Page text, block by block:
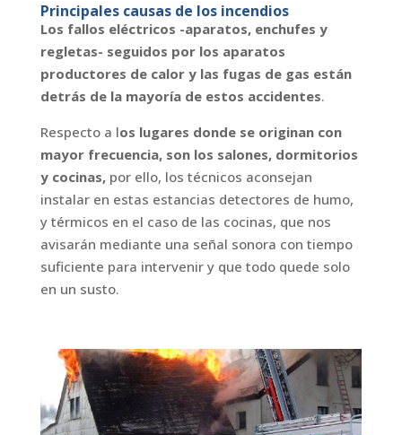
Principales causas de los incendios
Los fallos eléctricos -aparatos, enchufes y
regletas- seguidos por los aparatos
productores de calor y las fugas de gas están
detrás de la mayoría de estos accidentes.
Respecto a los lugares donde se originan con
mayor frecuencia, son los salones, dormitorios
y cocinas,por ello, los técnicos aconsejan
instalar en estas estancias detectores de humo,
y térmicos en el caso de las cocinas, que nos
avisarán mediante una señal sonora con tiempo
suficiente para intervenir y que todo quede solo
en un susto.